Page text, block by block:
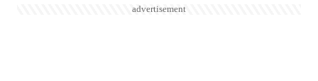
advertisement